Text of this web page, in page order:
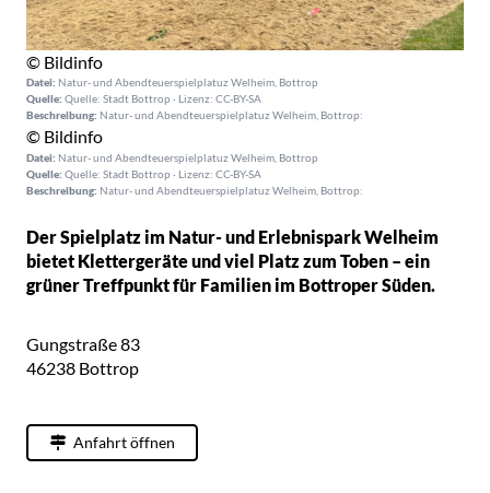
© Bildinfo
Datei: Natur- und Abendteuerspielplatuz Welheim, Bottrop
Quelle: Quelle: Stadt Bottrop · Lizenz: CC-BY-SA
Beschreibung: Natur- und Abendteuerspielplatuz Welheim, Bottrop:
© Bildinfo
Datei: Natur- und Abendteuerspielplatuz Welheim, Bottrop
Quelle: Quelle: Stadt Bottrop · Lizenz: CC-BY-SA
Beschreibung: Natur- und Abendteuerspielplatuz Welheim, Bottrop:
Der Spielplatz im Natur- und Erlebnispark Welheim
bietet Klettergeräte und viel Platz zum Toben – ein
grüner Treffpunkt für Familien im Bottroper Süden.
Gungstraße 83
46238 Bottrop
Anfahrt öffnen